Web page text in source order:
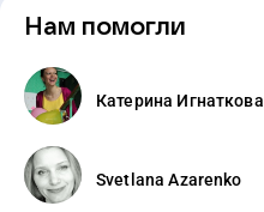
Нам помогли
Катерина Игнаткова
Svetlana Azarenko